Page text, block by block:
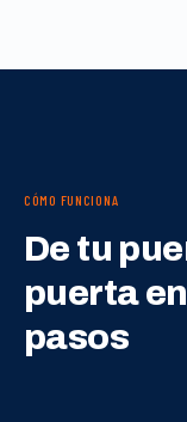
CÓMO FUNCIONA
De tu
puerta
pasos